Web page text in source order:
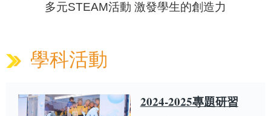
多元STEAM活動 激發學生的創造力
學科活動
2024-2025專題研習